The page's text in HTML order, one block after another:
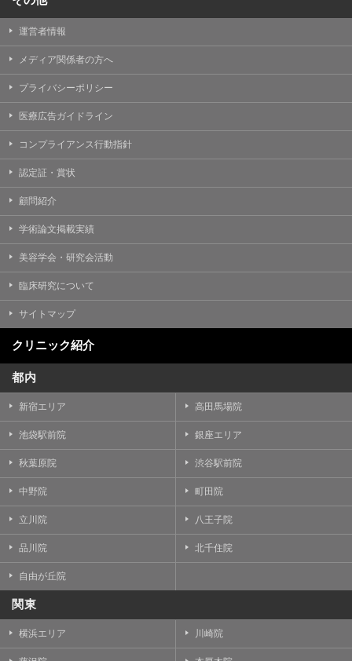
運営者情報
メディア関係者の方へ
プライバシーポリシー
医療広告ガイドライン
コンプライアンス行動指針
認定証・賞状
顧問紹介
学術論文掲載実績
美容学会・研究会活動
臨床研究について
サイトマップ
クリニック紹介
都内
新宿エリア 高田馬場院
池袋駅前院 銀座エリア
秋葉原院 渋谷駅前院
中野院 町田院
立川院 八王子院
品川院 北千住院
自由が丘院
関東
横浜エリア 川崎院